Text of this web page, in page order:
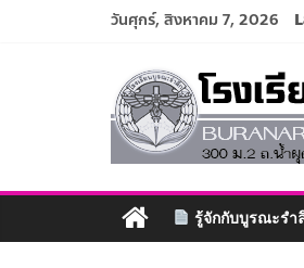
วันศุกร์, สิงหาคม 7, 2026
โรงเรียน
บูรณะ
รำลึกรู้จักกับบูรณะรำ